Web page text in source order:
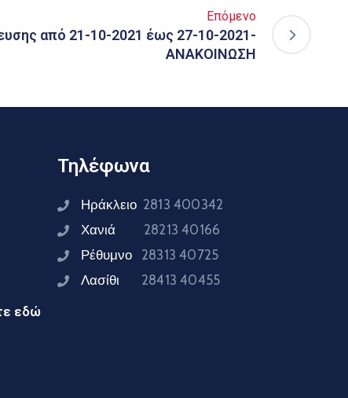
Επόμενο
από 21-10-2021 έως 27-10-2021-
ΑΝΑΚΟΙΝΩΣΗ
εδώ
Τηλέφωνα
Ηράκλειο 2813 400342
Χανιά 28213 40166
Ρέθυμνο 28313 40725
Λασίθι 28413 40455